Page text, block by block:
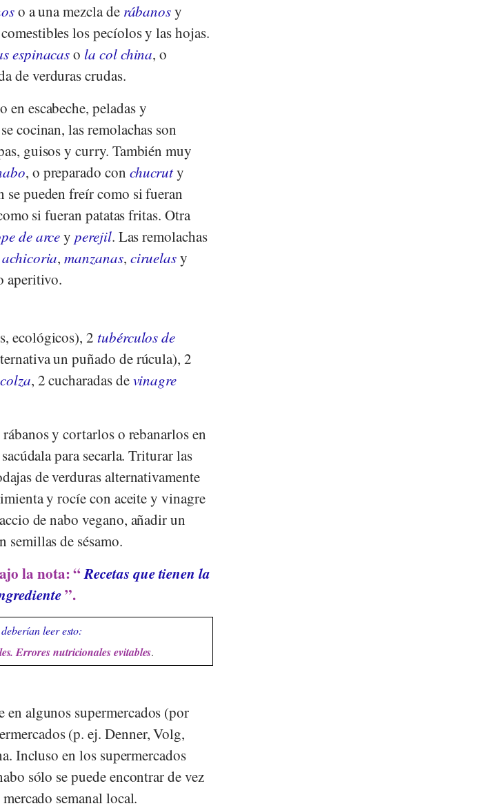
o a una mezcla de rábanosy
los pecíolos y las hojas.
espinacaso la col china, o
de verduras crudas.
en escabeche, peladas y
cocinan, las remolachas son
guisos y curry. También muy
, o preparado con chucruty
se pueden freír como si fueran
si fueran patatas fritas. Otra
de arceyperejil. Las remolachas
achicoria,manzanas, ciruelasy
aperitivo.
ecológicos), 2 tubérculos de
un puñado de rúcula), 2
, 2 cucharadas devinagre
y cortarlos o rebanarlos en
para secarla. Triturar las
de verduras alternativamente
y rocíe con aceite y vinagre
de nabo vegano, añadir un
de sésamo.
la nota: “Recetas que tienen la
”.
leer esto:
Errores nutricionales evitables.
en algunos supermercados (por
(p. ej. Denner,Volg,
Incluso en los supermercados
sólo se puede encontrar de vez
semanal local.